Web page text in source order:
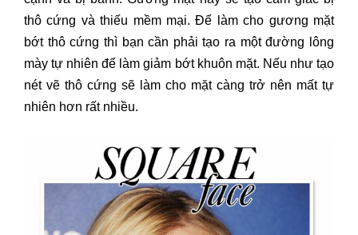
thô cứng và thiếu mềm mại. Để làm cho gương mặt
bớt thô cứng thì bạn cần phải tạo ra một đường lông
mày tự nhiên để làm giảm bớt khuôn mặt. Nếu như tạo
nét vẽ thô cứng sẽ làm cho mặt càng trở nên mất tự
nhiên hơn rất nhiều.